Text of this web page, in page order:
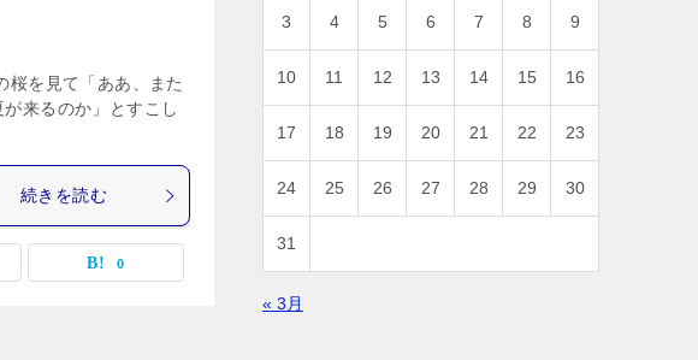
桜を見て「ああ、また
来るのか」とすこし
続きを読む
0
3 4 5 6 7 8 9
10 11 12 13 14 15 16
17 18 19 20 21 22 23
24 25 26 27 28 29 30
31
« 3月